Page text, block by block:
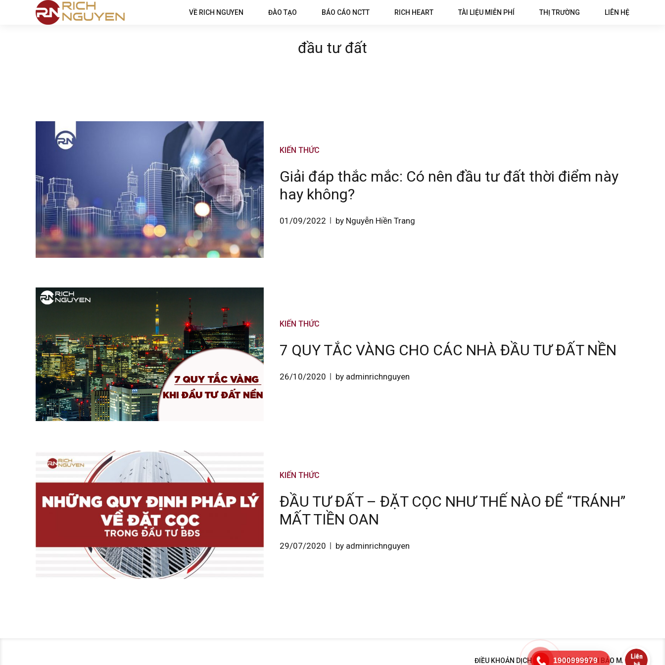
VỀ RICH NGUYEN ĐÀO TẠO BÁO CÁO NCTT RICH HEART TÀI LIỆU MIỄN PHÍ THỊ TRƯỜNG LIÊN HỆ
đầu tư đất
KIẾN THỨC
Giải đáp thắc mắc: Có nên đầu tư đất thời điểm này
hay không?
01/09/2022 by Nguyễn Hiền Trang
KIẾN THỨC
7 QUY TẮC VÀNG CHO CÁC NHÀ ĐẦU TƯ ĐẤT NỀN
26/10/2020 by adminrichnguyen
KIẾN THỨC
ĐẦU TƯ ĐẤT – ĐẶT CỌC NHƯ THẾ NÀO ĐỂ “TRÁNH”
MẤT TIỀN OAN
29/07/2020 by adminrichnguyen
ĐIỀU KHOẢN DỊCH VỤ CHÍNH SÁCH BẢO MẬT
1900999979